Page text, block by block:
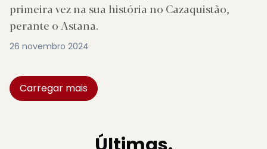
primeira vez na sua história no Cazaquistão,
perante o Astana.
26 novembro 2024
Carregar mais